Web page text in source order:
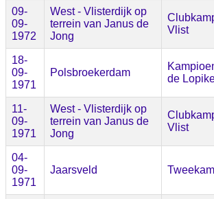
09-
09-
1972
West - Vlisterdijk op
terrein van Janus de
Jong
Vlist
18-
09-
1971
Polsbroekerdam
de
11-
09-
1971
West - Vlisterdijk op
terrein van Janus de
Jong
Vlist
04-
09-
1971
Jaarsveld